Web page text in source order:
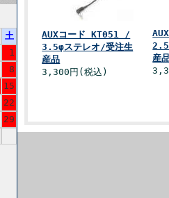
土
1
8
15
22
29
AUXコード KT051 /
3.5φステレオ/受注生
産品
3,300円(税込)
産